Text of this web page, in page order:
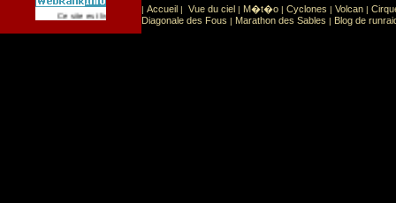
Ce site est list� dans la cat�gorie Sport: Sports extr�mes
| Accueil | Vue du ciel | M�t�o | Cyclones | Volcan |
Diagonale des Fous | Marathon des Sables | Blog de